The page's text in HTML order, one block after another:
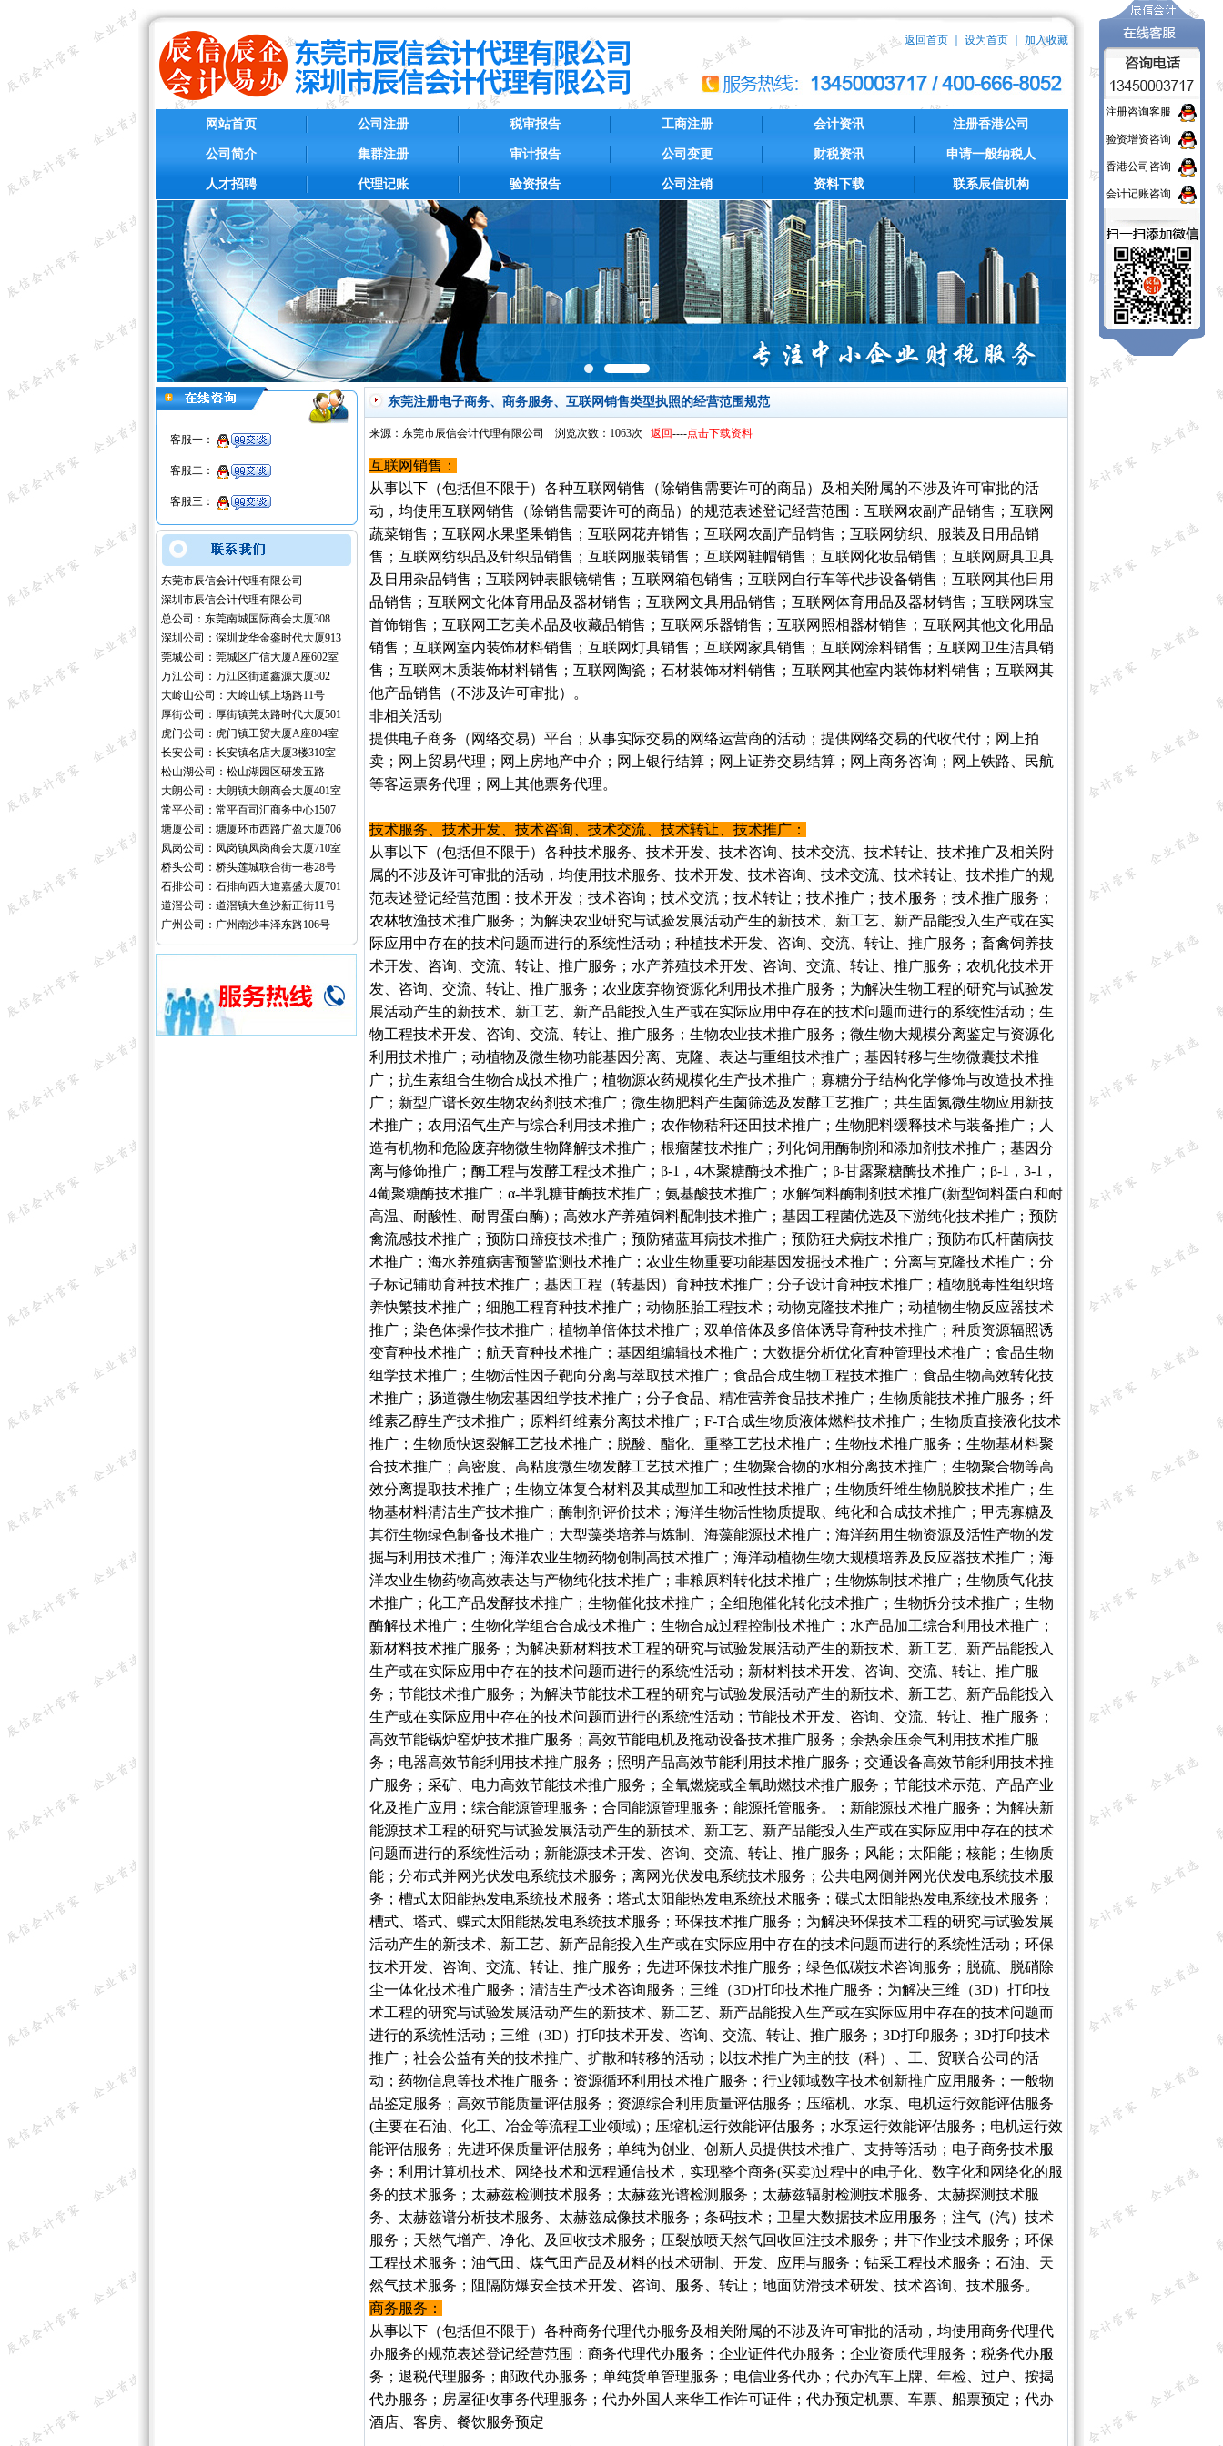
返回首页｜ 设为首页｜ 加入收藏
网站首页
公司简介
人才招聘
公司注册
集群注册
代理记账
税审报告
审计报告
验资报告
工商注册
公司变更
公司注销
会计资讯
财税资讯
资料下载
注册香港公司
申请一般纳税人
联系辰信机构
1 2
客服一：
客服二：
客服三：
东莞市辰信会计代理有限公司
深圳市辰信会计代理有限公司
总公司：东莞南城国际商会大厦308
深圳公司：深圳龙华金銮时代大厦913
莞城公司：莞城区广信大厦A座602室
万江公司：万江区街道鑫源大厦302
大岭山公司：大岭山镇上场路11号
厚街公司：厚街镇莞太路时代大厦501
虎门公司：虎门镇工贸大厦A座804室
长安公司：长安镇名店大厦3楼310室
松山湖公司：松山湖园区研发五路
大朗公司：大朗镇大朗商会大厦401室
常平公司：常平百司汇商务中心1507
塘厦公司：塘厦环市西路广盈大厦706
凤岗公司：凤岗镇凤岗商会大厦710室
桥头公司：桥头莲城联合街一巷28号
石排公司：石排向西大道嘉盛大厦701
道滘公司：道滘镇大鱼沙新正街11号
广州公司：广州南沙丰泽东路106号
东莞注册电子商务、商务服务、互联网销售类型执照的经营范围规范
来源：东莞市辰信会计代理有限公司 浏览次数：1063次 返回----点击下载资料
互联网销售：
从事以下（包括但不限于）各种互联网销售（除销售需要许可的商品）及相关附属的不涉及许可审批的活
动，均使用互联网销售（除销售需要许可的商品）的规范表述登记经营范围：互联网农副产品销售；互联网
蔬菜销售；互联网水果坚果销售；互联网花卉销售；互联网农副产品销售；互联网纺织、服装及日用品销
售；互联网纺织品及针织品销售；互联网服装销售；互联网鞋帽销售；互联网化妆品销售；互联网厨具卫具
及日用杂品销售；互联网钟表眼镜销售；互联网箱包销售；互联网自行车等代步设备销售；互联网其他日用
品销售；互联网文化体育用品及器材销售；互联网文具用品销售；互联网体育用品及器材销售；互联网珠宝
首饰销售；互联网工艺美术品及收藏品销售；互联网乐器销售；互联网照相器材销售；互联网其他文化用品
销售；互联网室内装饰材料销售；互联网灯具销售；互联网家具销售；互联网涂料销售；互联网卫生洁具销
售；互联网木质装饰材料销售；互联网陶瓷；石材装饰材料销售；互联网其他室内装饰材料销售；互联网其
他产品销售（不涉及许可审批）。
非相关活动
提供电子商务（网络交易）平台；从事实际交易的网络运营商的活动；提供网络交易的代收代付；网上拍
卖；网上贸易代理；网上房地产中介；网上银行结算；网上证券交易结算；网上商务咨询；网上铁路、民航
等客运票务代理；网上其他票务代理。
技术服务、技术开发、技术咨询、技术交流、技术转让、技术推广：
从事以下（包括但不限于）各种技术服务、技术开发、技术咨询、技术交流、技术转让、技术推广及相关附
属的不涉及许可审批的活动，均使用技术服务、技术开发、技术咨询、技术交流、技术转让、技术推广的规
范表述登记经营范围：技术开发；技术咨询；技术交流；技术转让；技术推广；技术服务；技术推广服务；
农林牧渔技术推广服务；为解决农业研究与试验发展活动产生的新技术、新工艺、新产品能投入生产或在实
际应用中存在的技术问题而进行的系统性活动；种植技术开发、咨询、交流、转让、推广服务；畜禽饲养技
术开发、咨询、交流、转让、推广服务；水产养殖技术开发、咨询、交流、转让、推广服务；农机化技术开
发、咨询、交流、转让、推广服务；农业废弃物资源化利用技术推广服务；为解决生物工程的研究与试验发
展活动产生的新技术、新工艺、新产品能投入生产或在实际应用中存在的技术问题而进行的系统性活动；生
物工程技术开发、咨询、交流、转让、推广服务；生物农业技术推广服务；微生物大规模分离鉴定与资源化
利用技术推广；动植物及微生物功能基因分离、克隆、表达与重组技术推广；基因转移与生物微囊技术推
广；抗生素组合生物合成技术推广；植物源农药规模化生产技术推广；寡糖分子结构化学修饰与改造技术推
广；新型广谱长效生物农药剂技术推广；微生物肥料产生菌筛选及发酵工艺推广；共生固氮微生物应用新技
术推广；农用沼气生产与综合利用技术推广；农作物秸秆还田技术推广；生物肥料缓释技术与装备推广；人
造有机物和危险废弃物微生物降解技术推广；根瘤菌技术推广；列化饲用酶制剂和添加剂技术推广；基因分
离与修饰推广；酶工程与发酵工程技术推广；β-1，4木聚糖酶技术推广；β-甘露聚糖酶技术推广；β-1，3-1，
4葡聚糖酶技术推广；α-半乳糖苷酶技术推广；氨基酸技术推广；水解饲料酶制剂技术推广(新型饲料蛋白和耐
高温、耐酸性、耐胃蛋白酶)；高效水产养殖饲料配制技术推广；基因工程菌优选及下游纯化技术推广；预防
禽流感技术推广；预防口蹄疫技术推广；预防猪蓝耳病技术推广；预防狂犬病技术推广；预防布氏杆菌病技
术推广；海水养殖病害预警监测技术推广；农业生物重要功能基因发掘技术推广；分离与克隆技术推广；分
子标记辅助育种技术推广；基因工程（转基因）育种技术推广；分子设计育种技术推广；植物脱毒性组织培
养快繁技术推广；细胞工程育种技术推广；动物胚胎工程技术；动物克隆技术推广；动植物生物反应器技术
推广；染色体操作技术推广；植物单倍体技术推广；双单倍体及多倍体诱导育种技术推广；种质资源辐照诱
变育种技术推广；航天育种技术推广；基因组编辑技术推广；大数据分析优化育种管理技术推广；食品生物
组学技术推广；生物活性因子靶向分离与萃取技术推广；食品合成生物工程技术推广；食品生物高效转化技
术推广；肠道微生物宏基因组学技术推广；分子食品、精准营养食品技术推广；生物质能技术推广服务；纤
维素乙醇生产技术推广；原料纤维素分离技术推广；F-T合成生物质液体燃料技术推广；生物质直接液化技术
推广；生物质快速裂解工艺技术推广；脱酸、酯化、重整工艺技术推广；生物技术推广服务；生物基材料聚
合技术推广；高密度、高粘度微生物发酵工艺技术推广；生物聚合物的水相分离技术推广；生物聚合物等高
效分离提取技术推广；生物立体复合材料及其成型加工和改性技术推广；生物质纤维生物脱胶技术推广；生
物基材料清洁生产技术推广；酶制剂评价技术；海洋生物活性物质提取、纯化和合成技术推广；甲壳寡糖及
其衍生物绿色制备技术推广；大型藻类培养与炼制、海藻能源技术推广；海洋药用生物资源及活性产物的发
掘与利用技术推广；海洋农业生物药物创制高技术推广；海洋动植物生物大规模培养及反应器技术推广；海
洋农业生物药物高效表达与产物纯化技术推广；非粮原料转化技术推广；生物炼制技术推广；生物质气化技
术推广；化工产品发酵技术推广；生物催化技术推广；全细胞催化转化技术推广；生物拆分技术推广；生物
酶解技术推广；生物化学组合合成技术推广；生物合成过程控制技术推广；水产品加工综合利用技术推广；
新材料技术推广服务；为解决新材料技术工程的研究与试验发展活动产生的新技术、新工艺、新产品能投入
生产或在实际应用中存在的技术问题而进行的系统性活动；新材料技术开发、咨询、交流、转让、推广服
务；节能技术推广服务；为解决节能技术工程的研究与试验发展活动产生的新技术、新工艺、新产品能投入
生产或在实际应用中存在的技术问题而进行的系统性活动；节能技术开发、咨询、交流、转让、推广服务；
高效节能锅炉窑炉技术推广服务；高效节能电机及拖动设备技术推广服务；余热余压余气利用技术推广服
务；电器高效节能利用技术推广服务；照明产品高效节能利用技术推广服务；交通设备高效节能利用技术推
广服务；采矿、电力高效节能技术推广服务；全氧燃烧或全氧助燃技术推广服务；节能技术示范、产品产业
化及推广应用；综合能源管理服务；合同能源管理服务；能源托管服务。；新能源技术推广服务；为解决新
能源技术工程的研究与试验发展活动产生的新技术、新工艺、新产品能投入生产或在实际应用中存在的技术
问题而进行的系统性活动；新能源技术开发、咨询、交流、转让、推广服务；风能；太阳能；核能；生物质
能；分布式并网光伏发电系统技术服务；离网光伏发电系统技术服务；公共电网侧并网光伏发电系统技术服
务；槽式太阳能热发电系统技术服务；塔式太阳能热发电系统技术服务；碟式太阳能热发电系统技术服务；
槽式、塔式、蝶式太阳能热发电系统技术服务；环保技术推广服务；为解决环保技术工程的研究与试验发展
活动产生的新技术、新工艺、新产品能投入生产或在实际应用中存在的技术问题而进行的系统性活动；环保
技术开发、咨询、交流、转让、推广服务；先进环保技术推广服务；绿色低碳技术咨询服务；脱硫、脱硝除
尘一体化技术推广服务；清洁生产技术咨询服务；三维（3D)打印技术推广服务；为解决三维（3D）打印技
术工程的研究与试验发展活动产生的新技术、新工艺、新产品能投入生产或在实际应用中存在的技术问题而
进行的系统性活动；三维（3D）打印技术开发、咨询、交流、转让、推广服务；3D打印服务；3D打印技术
推广；社会公益有关的技术推广、扩散和转移的活动；以技术推广为主的技（科）、工、贸联合公司的活
动；药物信息等技术推广服务；资源循环利用技术推广服务；行业领域数字技术创新推广应用服务；一般物
品鉴定服务；高效节能质量评估服务；资源综合利用质量评估服务；压缩机、水泵、电机运行效能评估服务
(主要在石油、化工、冶金等流程工业领域)；压缩机运行效能评估服务；水泵运行效能评估服务；电机运行效
能评估服务；先进环保质量评估服务；单纯为创业、创新人员提供技术推广、支持等活动；电子商务技术服
务；利用计算机技术、网络技术和远程通信技术，实现整个商务(买卖)过程中的电子化、数字化和网络化的服
务的技术服务；太赫兹检测技术服务；太赫兹光谱检测服务；太赫兹辐射检测技术服务、太赫探测技术服
务、太赫兹谱分析技术服务、太赫兹成像技术服务；条码技术；卫星大数据技术应用服务；注气（汽）技术
服务；天然气增产、净化、及回收技术服务；压裂放喷天然气回收回注技术服务；井下作业技术服务；环保
工程技术服务；油气田、煤气田产品及材料的技术研制、开发、应用与服务；钻采工程技术服务；石油、天
然气技术服务；阻隔防爆安全技术开发、咨询、服务、转让；地面防滑技术研发、技术咨询、技术服务。
商务服务：
从事以下（包括但不限于）各种商务代理代办服务及相关附属的不涉及许可审批的活动，均使用商务代理代
办服务的规范表述登记经营范围：商务代理代办服务；企业证件代办服务；企业资质代理服务；税务代办服
务；退税代理服务；邮政代办服务；单纯货单管理服务；电信业务代办；代办汽车上牌、年检、过户、按揭
代办服务；房屋征收事务代理服务；代办外国人来华工作许可证件；代办预定机票、车票、船票预定；代办
酒店、客房、餐饮服务预定
注册咨询客服
验资增资咨询
香港公司咨询
会计记账咨询